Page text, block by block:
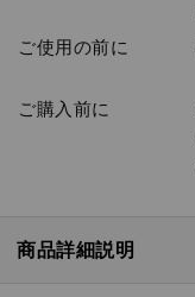
ご使用の前に
ご購入前に
商品詳細説明